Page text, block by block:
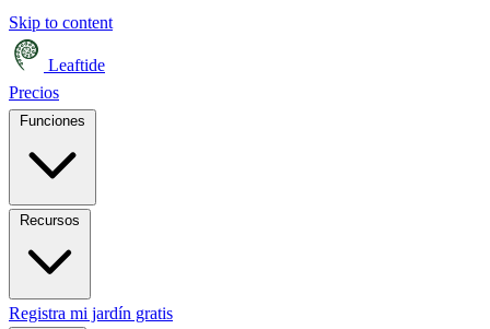
Skip to content
Leaftide
Precios
Registra mi jardín gratis